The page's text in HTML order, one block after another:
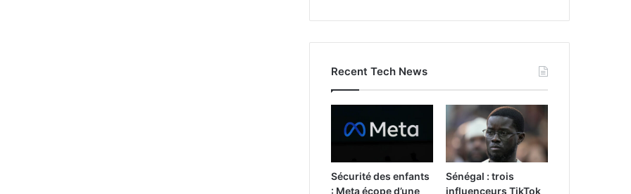
Recent Tech News
Sécurité des enfants
: Meta écope d’une
Sénégal : trois
influenceurs TikTok